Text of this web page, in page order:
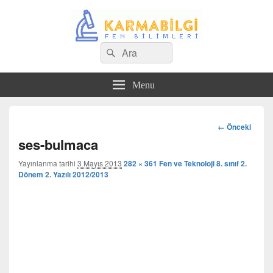
Search
for:
Ara
Menu
Görsel
← Önceki
ses-bulmaca
Yayınlanma tarihi 3 Mayıs 2013 282 × 361 Fen ve Teknoloji 8. sınıf 2.
Dönem 2. Yazılı 2012/2013